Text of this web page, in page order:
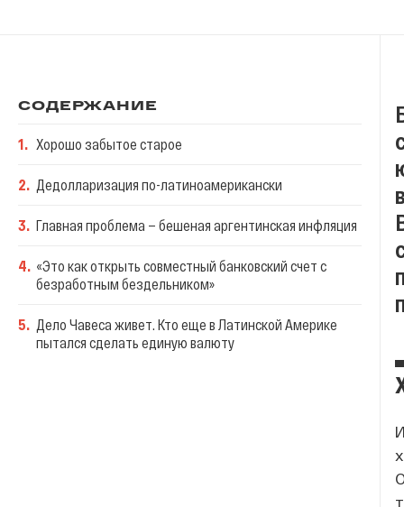
СОДЕРЖАНИЕ
1. Хорошо забытое старое
2. Дедолларизация по-латиноамерикански
3. Главная проблема — бешеная аргентинская инфляция
4. «Это как открыть совместный банковский счет с
безработным бездельником»
5. Дело Чавеса живет. Кто еще в Латинской Америке
пытался сделать единую валюту